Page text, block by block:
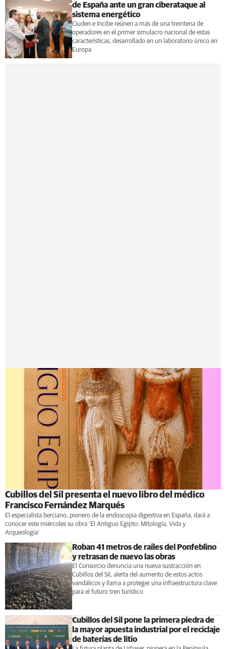
de España ante un gran ciberataque al
sistema energético
Ciuden e Incibe reúnen a más de una treintena de
operadores en el primer simulacro nacional de estas
características, desarrollado en un laboratorio único en
Europa
Cubillos del Sil presenta el nuevo libro del médico
Francisco Fernández Marqués
El especialista berciano, pionero de la endoscopia digestiva en España, dará a
conocer este miércoles su obra 'El Antiguo Egipto: Mitología, Vida y
Arqueología'
Roban 41 metros de raíles del Ponfeblino
y retrasan de nuevo las obras
El Consorcio denuncia una nueva sustracción en
Cubillos del Sil, alerta del aumento de estos actos
vandálicos y llama a proteger una infraestructura clave
para el futuro tren turístico
Cubillos del Sil pone la primera piedra de
la mayor apuesta industrial por el reciclaje
de baterías de litio